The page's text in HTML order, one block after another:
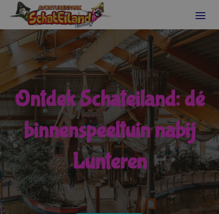
Ontdek Schateiland: dé
binnenspeeltuin nabij
Lunteren